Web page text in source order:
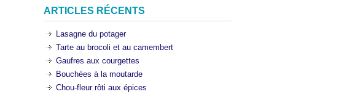
ARTICLES RÉCENTS
Lasagne du potager
Tarte au brocoli et au camembert
Gaufres aux courgettes
Bouchées à la moutarde
Chou-fleur rôti aux épices